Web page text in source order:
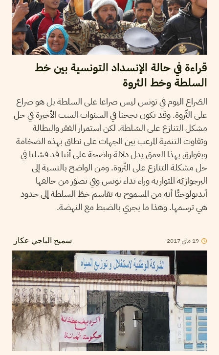
قراءة في حالة الإنسداد التونسية بين خط
السلطة وخط الثروة
الصّراع اليوم في تونس ليس صراعا على السلطة بل هو صراع
على الثّروة. وقد نكون نجحنا في السنوات الست الأخيرة في حل
مشكل التنازع على السّلطة. لكن استمرار الفقر والبطالة
وتفاوت التنمية المرعب بين الجهات على نطاق بهذه الضخامة
وبفوارق بهذا العمق يدل دلالة واضحة على أننا قد فشلنا في
حل مشكلة التنازع على الثّروة. ومن الواضح بالنسبة إلى
البرجوازيّة المتوارية وراء نداء تونس وفي تصوّر من حالفها
أيديولوجيًّا أنه من المسموح به تقاسم خطّ السلطة إلى حدود
هي ترسمها. وهذا ما يجري بالضبط مع النهضة.
سميح الباجي عكاز 19 ماي2017